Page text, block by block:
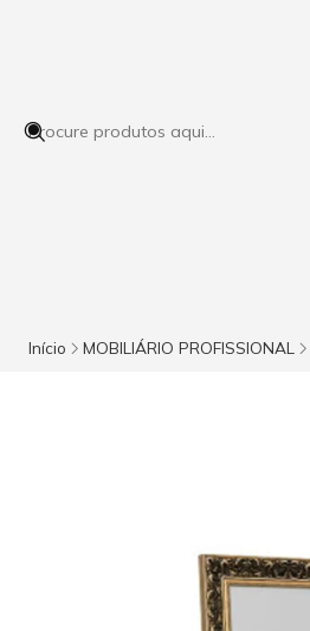
Início MOBILIÁRIO PROFISSIONAL